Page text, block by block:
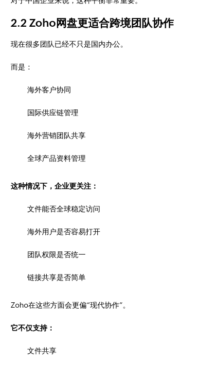
2.2 Zoho网盘更适合跨境团队协作
现在很多团队已经不只是国内办公。
而是：
海外客户协同
国际供应链管理
海外营销团队共享
全球产品资料管理
这种情况下，企业更关注：
文件能否全球稳定访问
海外用户是否容易打开
团队权限是否统一
链接共享是否简单
Zoho在这些方面会更偏“现代协作”。
它不仅支持：
文件共享